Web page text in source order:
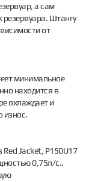
а сам
резервуара. Штангу
от
минимальное
находится в
охлаждает и
износ.
Jacket, P150U17
0,75л/с..